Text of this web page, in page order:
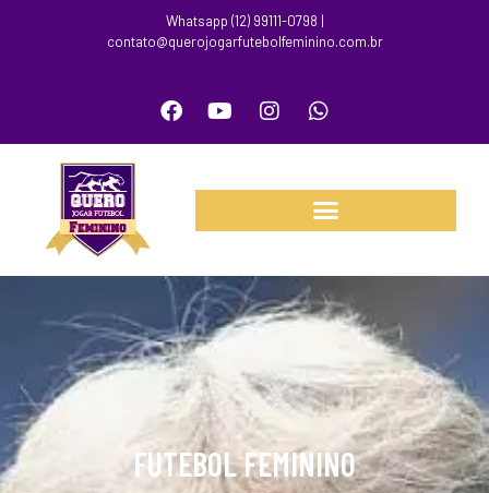
Whatsapp (12) 99111-0798 |
contato@querojogarfutebolfeminino.com.br
FUTEBOL FEMININO